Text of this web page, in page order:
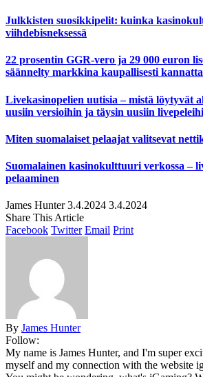
Julkkisten suosikkipelit: kuinka
viihdebisneksessä
22 prosentin GGR-vero ja 29 000 euron
säännelty markkina kaupallisesti
Livekasinopelien uutisia – mistä löytyvät
uusiin versioihin ja täysin uusiin
Miten suomalaiset pelaajat valitsevat
Suomalainen kasinokulttuuri verkossa –
pelaaminen
James Hunter 3.4.2024 3.4.2024
Share This Article
Facebook Twitter Email Print
By James Hunter
Follow:
My name is James Hunter, and I'm super
myself and my connection with the website